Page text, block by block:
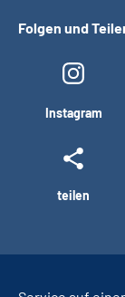
Folgen und
Instagram
teilen